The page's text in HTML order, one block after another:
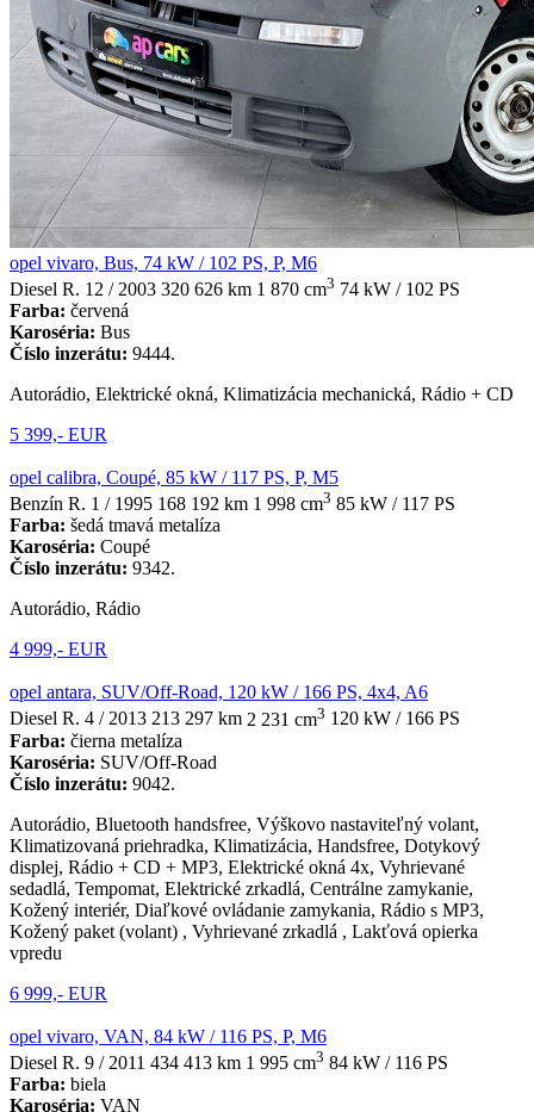
opel vivaro, Bus, 74 kW / 102 PS, P, M6
Diesel R. 12 / 2003 320 626 km 1 870 cm3 74 kW / 102 PS
Farba: červená
Karoséria: Bus
Číslo inzerátu: 9444.
Autorádio, Elektrické okná, Klimatizácia mechanická, Rádio + CD
5 399,- EUR
opel calibra, Coupé, 85 kW / 117 PS, P, M5
Benzín R. 1 / 1995 168 192 km 1 998 cm3 85 kW / 117 PS
Farba: šedá tmavá metalíza
Karoséria: Coupé
Číslo inzerátu: 9342.
Autorádio, Rádio
4 999,- EUR
opel antara, SUV/Off-Road, 120 kW / 166 PS, 4x4, A6
Diesel R. 4 / 2013 213 297 km 2 231 cm3 120 kW / 166 PS
Farba: čierna metalíza
Karoséria: SUV/Off-Road
Číslo inzerátu: 9042.
Autorádio, Bluetooth handsfree, Výškovo nastaviteľný volant,
Klimatizovaná priehradka, Klimatizácia, Handsfree, Dotykový
displej, Rádio + CD + MP3, Elektrické okná 4x, Vyhrievané
sedadlá, Tempomat, Elektrické zrkadlá, Centrálne zamykanie,
Kožený interiér, Diaľkové ovládanie zamykania, Rádio s MP3,
Kožený paket (volant) , Vyhrievané zrkadlá , Lakťová opierka
vpredu
6 999,- EUR
opel vivaro, VAN, 84 kW / 116 PS, P, M6
Diesel R. 9 / 2011 434 413 km 1 995 cm3 84 kW / 116 PS
Farba: biela
Karoséria: VAN